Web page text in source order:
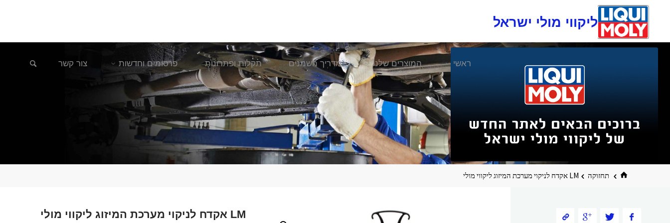
ליקווי מולי ישראל
ראשי המוצרים שלנו מדריך השמנים תקלות ופתרונות פרסומים וחדשות צור קשר
תחזוקה LM אקדח לניקוי מערכת המיזוג ליקווי מולי
LM אקדח לניקוי מערכת המיזוג ליקווי מולי